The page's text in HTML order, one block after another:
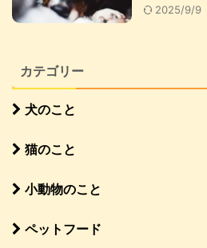
2025/9/9
カテゴリー
犬のこと
猫のこと
小動物のこと
ペットフード